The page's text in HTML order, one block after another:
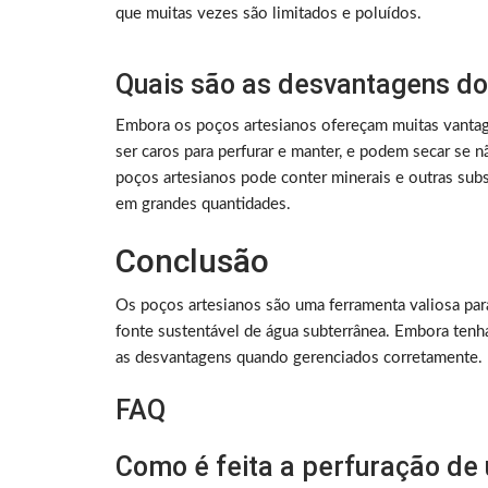
que muitas vezes são limitados e poluídos.
Quais são as desvantagens
Embora os poços artesianos ofereçam muitas
ser caros para perfurar e manter, e podem secar se
poços artesianos pode conter minerais e outras
em grandes quantidades.
Conclusão
Os poços artesianos são uma ferramenta valiosa
fonte sustentável de água subterrânea. Embora
as desvantagens quando gerenciados corretamente.
FAQ
Como é feita a perfuração de